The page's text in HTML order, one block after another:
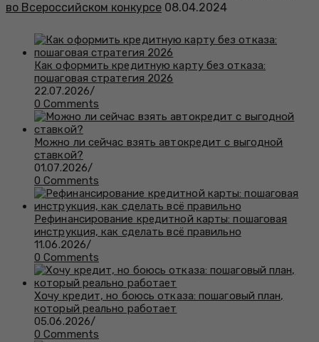
во Всероссийском конкурсе 08.04.2024
Как оформить кредитную карту без отказа:
пошаговая стратегия 2026
22.07.2026/
0 Comments
Можно ли сейчас взять автокредит с выгодной
ставкой?
01.07.2026/
0 Comments
Рефинансирование кредитной карты: пошаговая
инструкция, как сделать всё правильно
11.06.2026/
0 Comments
Хочу кредит, но боюсь отказа: пошаговый план,
который реально работает
05.06.2026/
0 Comments